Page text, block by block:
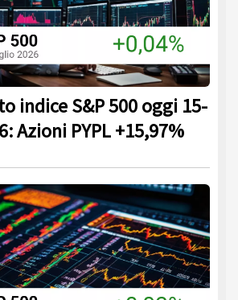
indice S&P 500 oggi 15-
Azioni PYPL +15,97%